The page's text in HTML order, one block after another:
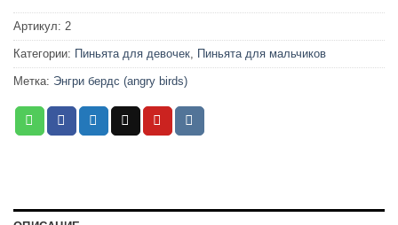
Артикул: 2
Категории: Пиньята для девочек, Пиньята для мальчиков
Метка: Энгри бердс (angry birds)